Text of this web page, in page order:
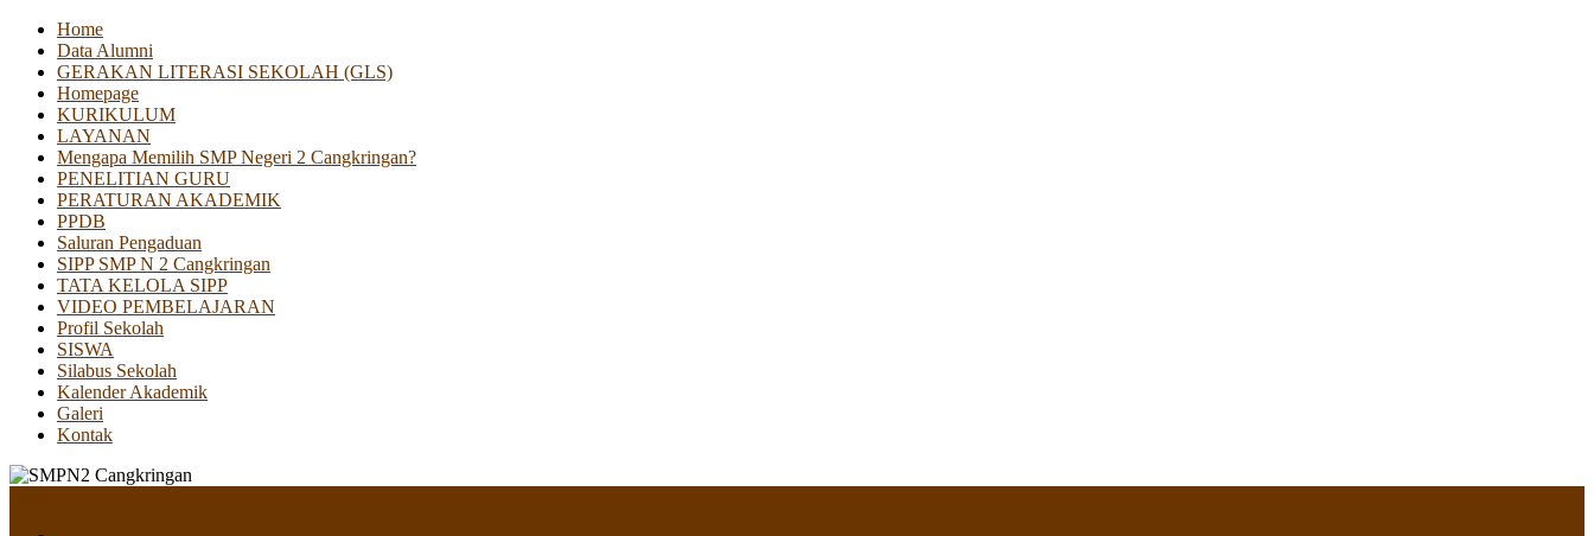
Home
Data Alumni
GERAKAN LITERASI SEKOLAH (GLS)
Homepage
KURIKULUM
LAYANAN
Mengapa Memilih SMP Negeri 2 Cangkringan?
PENELITIAN GURU
PERATURAN AKADEMIK
PPDB
Saluran Pengaduan
SIPP SMP N 2 Cangkringan
TATA KELOLA SIPP
VIDEO PEMBELAJARAN
Profil Sekolah
SISWA
Silabus Sekolah
Kalender Akademik
Galeri
Kontak